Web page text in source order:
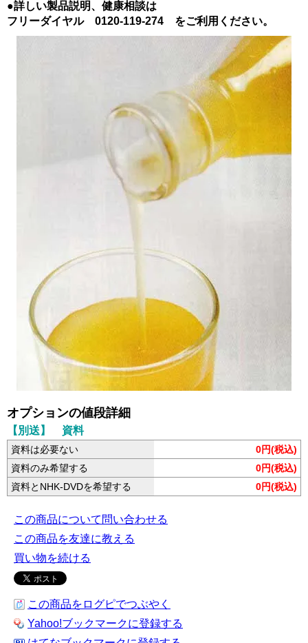
●詳しい製品説明、健康相談は
フリーダイヤル 0120-119-274 をご利用ください。
オプションの値段詳細
【別送】 資料
資料は必要ない
0円(税込)
資料のみ希望する
0円(税込)
資料とNHK-DVDを希望する
0円(税込)
この商品について問い合わせる
この商品を友達に教える
買い物を続ける
この商品をログピでつぶやく
Yahoo!ブックマークに登録する